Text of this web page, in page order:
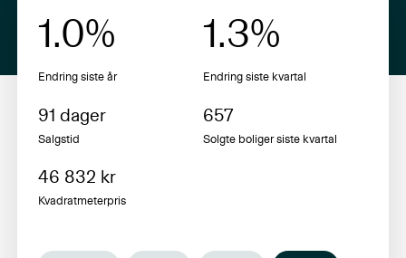
1.0%
Endring siste år
1.3%
Endring siste kvartal
91 dager
Salgstid
657
Solgte boliger siste kvartal
46 832 kr
Kvadratmeterpris